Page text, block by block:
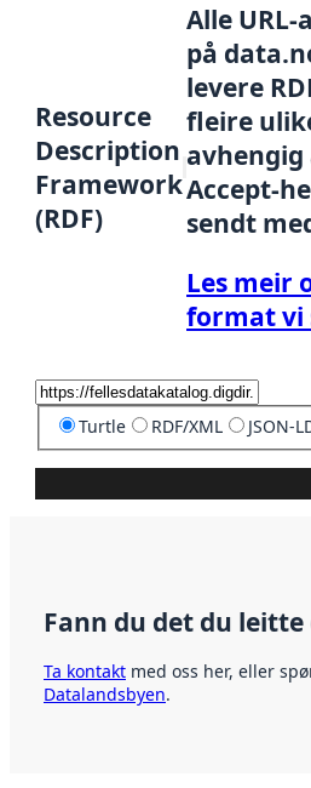
Resource
Description
Framework
(RDF)
Alle
på
levere
fleire
Accept-
sendt
Les meir
format vi
Turtle RDF/XML JSON-
Fann du det du
Ta kontakt med oss her, eller
Datalandsbyen.